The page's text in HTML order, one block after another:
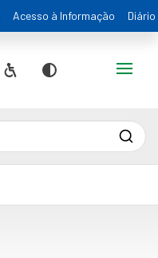
Acesso à Informação
Acessibilidade
Contraste
Alternar